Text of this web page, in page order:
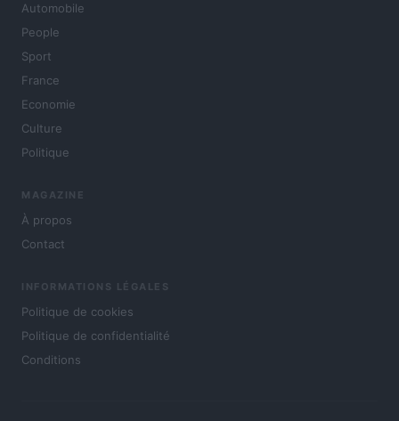
Automobile
People
Sport
France
Economie
Culture
Politique
MAGAZINE
À propos
Contact
INFORMATIONS LÉGALES
Politique de cookies
Politique de confidentialité
Conditions